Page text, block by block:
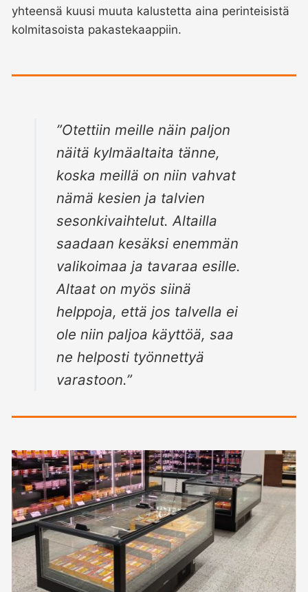
yhteensä kuusi muuta kalustetta aina perinteisistä
kolmitasoista pakastekaappiin.
”Otettiin meille näin paljon
näitä kylmäaltaita tänne,
koska meillä on niin vahvat
nämä kesien ja talvien
sesonkivaihtelut. Altailla
saadaan kesäksi enemmän
valikoimaa ja tavaraa esille.
Altaat on myös siinä
helppoja, että jos talvella ei
ole niin paljoa käyttöä, saa
ne helposti työnnettyä
varastoon.”